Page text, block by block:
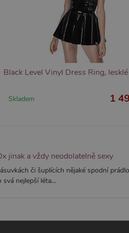
Skladem 1
jinak a vždy neodolatelně sexy
či šuplících nějaké spodní
nejlepší léta...
Vyprší Popis
1 rok
1
měsíc
Tento název souboru
používané
přiřazením náhodně
stránku na webu a
webů.
Vyprší Popis
1 rok
Widget živého
identifikaci